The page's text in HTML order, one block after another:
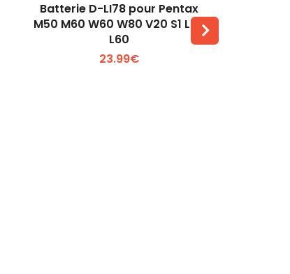
Voir plus +
Batterie D-LI78 pour Pentax
M50 M60 W60 W80 V20 S1 L50
L60
23.99€